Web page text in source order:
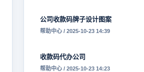
公司收款码牌子设计图案
帮助中心 / 2025-10-23 14:39
收款码代办公司
帮助中心 / 2025-10-23 14:23